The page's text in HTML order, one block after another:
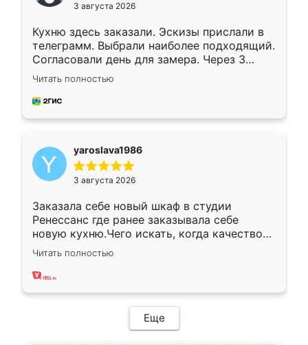
3 августа 2026
Кухню здесь заказали. Эскизы прислали в
телеграмм. Выбрали наиболее подходящий.
Согласовали день для замера. Через 3
недели кухня была уже готова. Остались
довольны работой. Спасибо Ренессанс
мебель за качественную работу!
Читать полностью
yaroslava1986
3 августа 2026
Заказала себе новый шкаф в студии
Ренессанс где ранее заказывала себе
новую кухню.Чего искать, когда качеством
вполне довольна. Служит кухня уже почти
два года, нареканий нет.
Читать полностью
Еще